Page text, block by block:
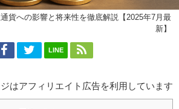
貨への影響と将来性を徹底解説【2025年7月最
新】
LINE
はアフィリエイト広告を利用しています